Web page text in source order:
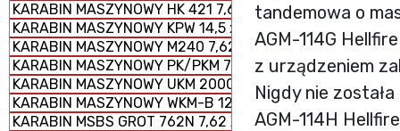
KARABIN MASZYNOWY HK 421 7,62 x 51 mm
KARABIN MASZYNOWY KPW 14,5 x 114 mm
KARABIN MASZYNOWY M240 7,62 × 51 mm
KARABIN MASZYNOWY PK/PKM 7,62 x 54 mm
KARABIN MASZYNOWY UKM 2000 P 7,62 x 51 mm
KARABIN MASZYNOWY WKM-B 12,7 x 99 mm
KARABIN MSBS GROT 762N 7,62 X 51 mm
tandemowa o
AGM-114G
z urządzeniem
Nigdy nie
AGM-114H